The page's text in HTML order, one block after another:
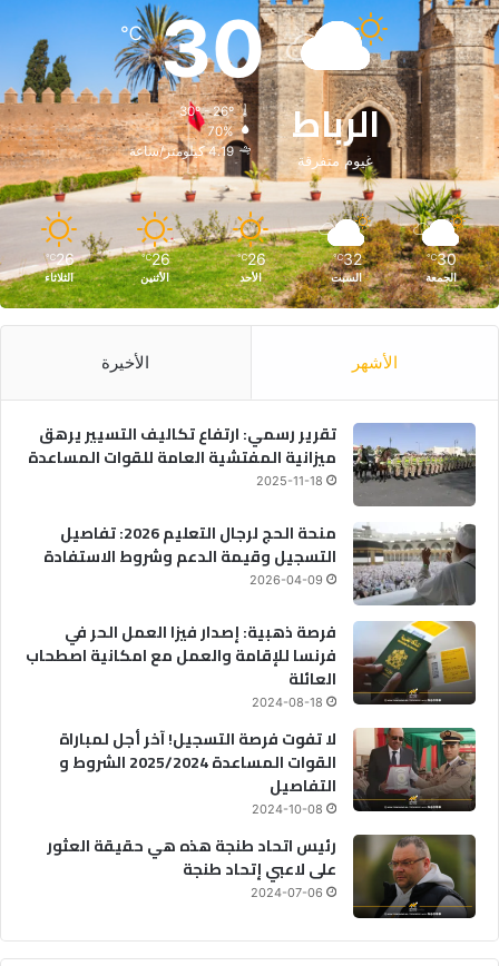
الرباط
غيوم متفرقة
30
℃
30º - 26º
70%
4.19 كيلومتر/ساعة
30
℃
الجمعة
32
℃
السبت
26
℃
الأحد
26
℃
الأثنين
26
℃
الثلاثاء
الأشهر الأخيرة
تقرير رسمي: ارتفاع تكاليف التسيير يرهق
ميزانية المفتشية العامة للقوات المساعدة
2025-11-18
منحة الحج لرجال التعليم 2026: تفاصيل
التسجيل وقيمة الدعم وشروط الاستفادة
2026-04-09
فرصة ذهبية: إصدار فيزا العمل الحر في
فرنسا للإقامة والعمل مع امكانية اصطحاب
العائلة
2024-08-18
لا تفوت فرصة التسجيل! آخر أجل لمباراة
القوات المساعدة 2025/2024 الشروط و
التفاصيل
2024-10-08
رئيس اتحاد طنجة هذه هي حقيقة العثور
على لاعبي إتحاد طنجة
2024-07-06